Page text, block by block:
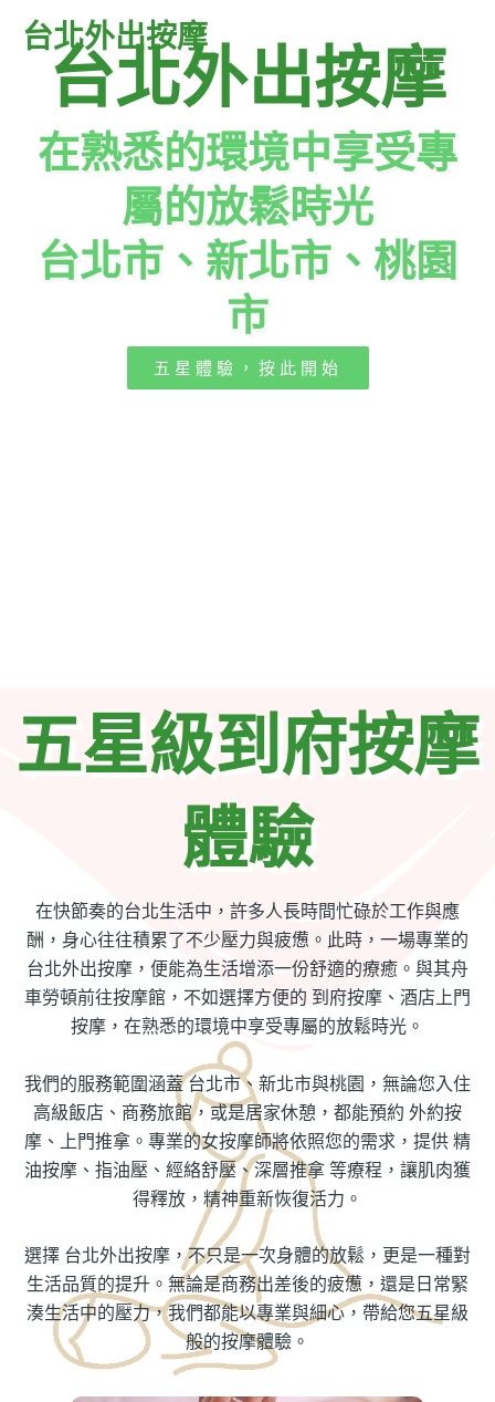
台北外出按摩
台北外出按摩
在熟悉的環境中享受專
屬的放鬆時光
台北市、新北市、桃園​
市
五星體驗，按此開始
五星級到府按摩
體驗​
在快節奏的台北生活中，許多人長時間忙碌於工作與應
酬，身心往往積累了不少壓力與疲憊。此時，一場專業的
台北外出按摩，便能為生活增添一份舒適的療癒。與其舟
車勞頓前往按摩館，不如選擇方便的 到府按摩、酒店上門
按摩，在熟悉的環境中享受專屬的放鬆時光。
我們的服務範圍涵蓋 台北市、新北市與桃園，無論您入住
高級飯店、商務旅館，或是居家休憩，都能預約 外約按
摩、上門推拿。專業的女按摩師將依照您的需求，提供 精
油按摩、指油壓、經絡舒壓、深層推拿 等療程，讓肌肉獲
得釋放，精神重新恢復活力。
選擇 台北外出按摩，不只是一次身體的放鬆，更是一種對
生活品質的提升。無論是商務出差後的疲憊，還是日常緊
湊生活中的壓力，我們都能以專業與細心，帶給您五星級
般的按摩體驗。